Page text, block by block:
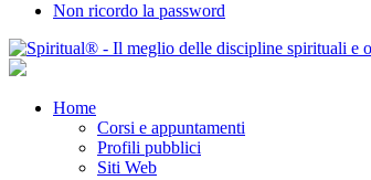
Non ricordo la password
Home
Corsi e appuntamenti
Profili pubblici
Siti Web